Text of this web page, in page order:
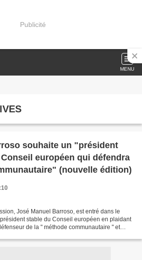
Publicité
MENU
souhaite un "président
européen qui défendra
(nouvelle édition)
José Manuel Barroso, est entré dans le
stable du Conseil européen en plaidant
de la " méthode communautaire " et